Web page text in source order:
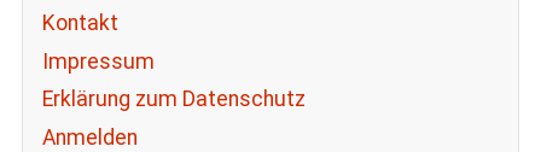
Kontakt
Impressum
Erklärung zum Datenschutz
Anmelden